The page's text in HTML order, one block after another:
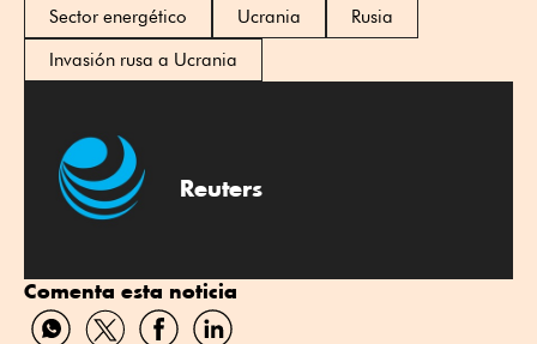
Sector energético Ucrania
Rusia
Invasión rusa a Ucrania
Reuters
Comenta esta noticia
CompartirCompartirCompartirCompartir